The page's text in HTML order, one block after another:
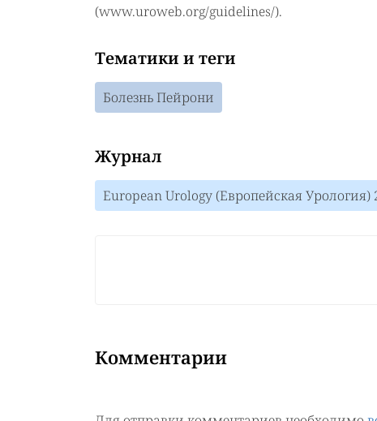
(www.uroweb.org/guidelines/).
Тематики и теги
Болезнь Пейрони
Журнал
European Urology (Европейская Урология)
Комментарии